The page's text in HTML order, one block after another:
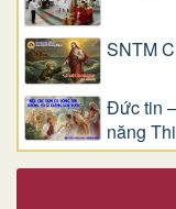
SNTM
Đức tin
năng